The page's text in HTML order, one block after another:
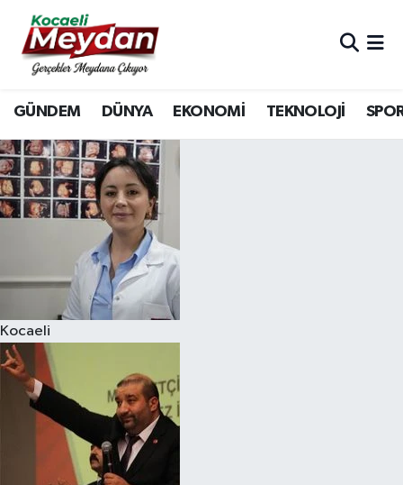
GÜNDEM DÜNYA EKONOMİ TEKNOLOJİ
Kocaeli
Nöbetçi Eczaneler
Hava Durumu
Trafik Durumu
Süper Lig Puan Durumu ve Fikstür
Tüm Manşetler
Son Dakika Haberleri
Haber Arşivi